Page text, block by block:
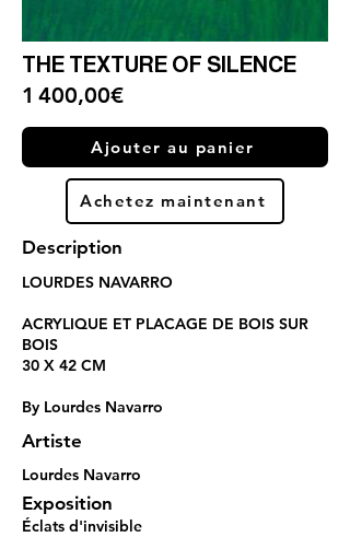
THE TEXTURE OF SILENCE
1 400,00€
Ajouter au panier
Achetez maintenant
Description
LOURDES NAVARRO
ACRYLIQUE ET PLACAGE DE BOIS SUR
BOIS
30 X 42 CM
By Lourdes Navarro
Artiste
Lourdes Navarro
Exposition
Éclats d'invisible